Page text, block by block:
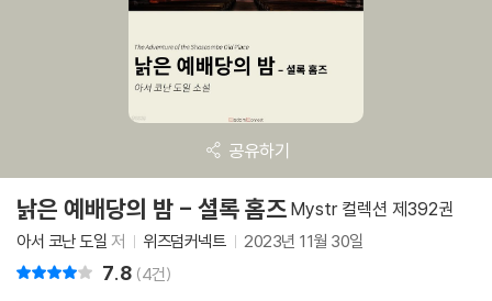
공유하기
낡은 예배당의 밤 - 셜록 홈즈 Mystr 컬렉션 제392권
아서 코난 도일 저 위즈덤커넥트 2023년 11월 30일
7.8 (4건)